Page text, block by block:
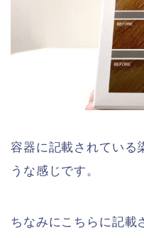
容器に記載されている
うな感じです。
ちなみにこちらに記載